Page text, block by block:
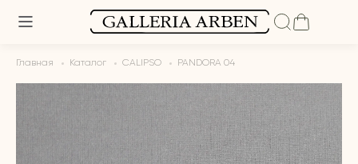
Главная Каталог CALIPSO PANDORA 04